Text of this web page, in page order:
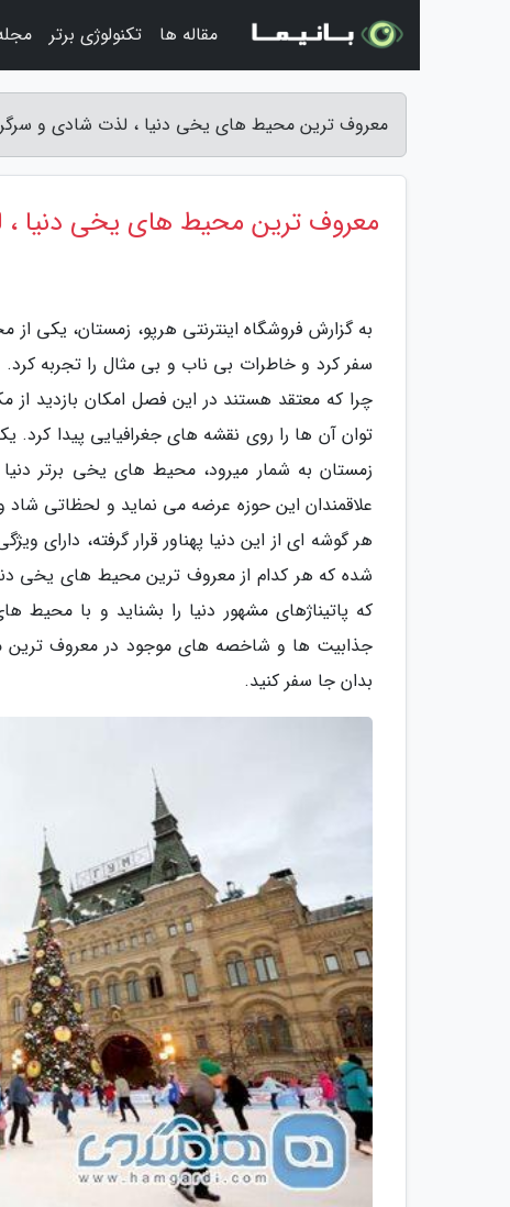
معروف ترین محیط های یخی دنیا ، لذت شادی و
معروف ترین محیط های یخی دنیا
به گزارش فروشگاه اینترنتی هرپو، زمستان،
سفر کرد و خاطرات بی ناب و بی مثال را تجربه
چرا که معتقد هستند در این فصل امکان بازدید
توان آن ها را روی نقشه های جغرافیایی پیدا
زمستان به شمار میرود، محیط های یخی برتر
علاقمندان این حوزه عرضه می نماید و لحظاتی شاد
هر گوشه ای از این دنیا پهناور قرار گرفته،
شده که هر کدام از معروف ترین محیط های یخی
که پاتیناژهای مشهور دنیا را بشناید و با محیط
جذابیت ها و شاخصه های موجود در معروف ترین
بدان جا سفر کنید.
مقاله ها تکنولوژی برتر